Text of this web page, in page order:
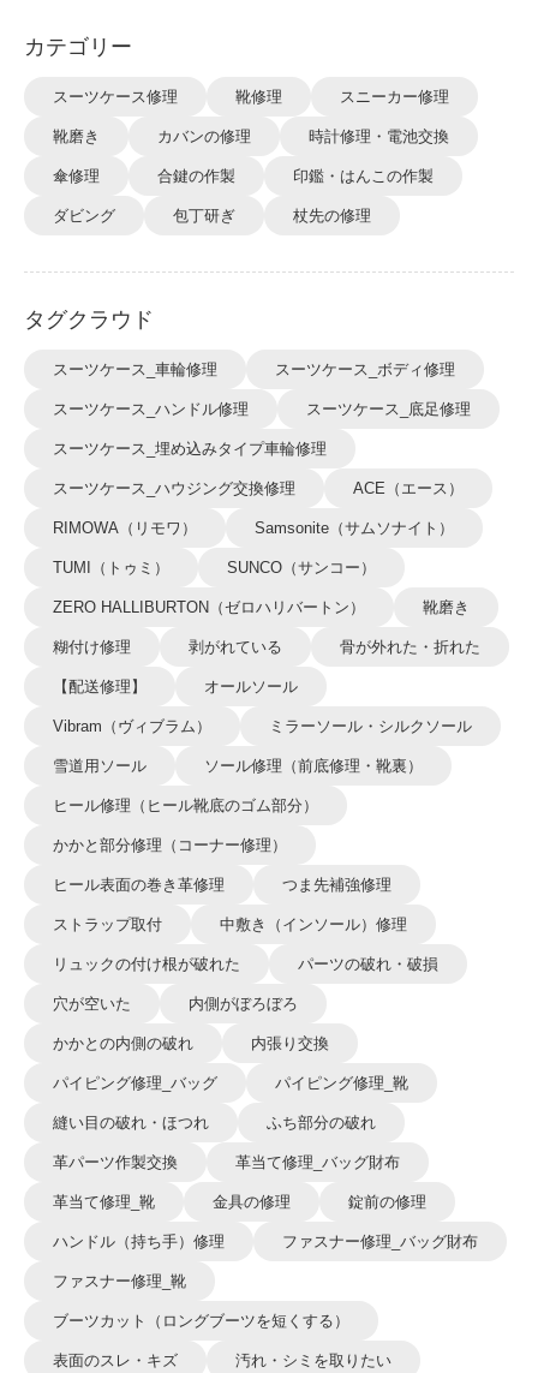
カテゴリー
スーツケース修理 靴修理 スニーカー修理
靴磨き カバンの修理 時計修理・電池交換
傘修理 合鍵の作製 印鑑・はんこの作製
ダビング 包丁研ぎ 杖先の修理
タグクラウド
スーツケース_車輪修理 スーツケース_ボディ修理
スーツケース_ハンドル修理 スーツケース_底足修理
スーツケース_埋め込みタイプ車輪修理
スーツケース_ハウジング交換修理 ACE（エース）
RIMOWA（リモワ） Samsonite（サムソナイト）
TUMI（トゥミ） SUNCO（サンコー）
ZERO HALLIBURTON（ゼロハリバートン） 靴磨き
糊付け修理 剥がれている 骨が外れた・折れた
【配送修理】 オールソール
Vibram（ヴィブラム） ミラーソール・シルクソール
雪道用ソール ソール修理（前底修理・靴裏）
ヒール修理（ヒール靴底のゴム部分）
かかと部分修理（コーナー修理）
ヒール表面の巻き革修理 つま先補強修理
ストラップ取付 中敷き（インソール）修理
リュックの付け根が破れた パーツの破れ・破損
穴が空いた 内側がぼろぼろ
かかとの内側の破れ 内張り交換
パイピング修理_バッグ パイピング修理_靴
縫い目の破れ・ほつれ ふち部分の破れ
革パーツ作製交換 革当て修理_バッグ財布
革当て修理_靴 金具の修理 錠前の修理
ハンドル（持ち手）修理 ファスナー修理_バッグ財布
ファスナー修理_靴
ブーツカット（ロングブーツを短くする）
表面のスレ・キズ 汚れ・シミを取りたい